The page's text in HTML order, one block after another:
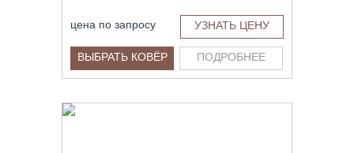
цена по запросу УЗНАТЬ ЦЕНУ
ВЫБРАТЬ КОВЁР ПОДРОБНЕЕ